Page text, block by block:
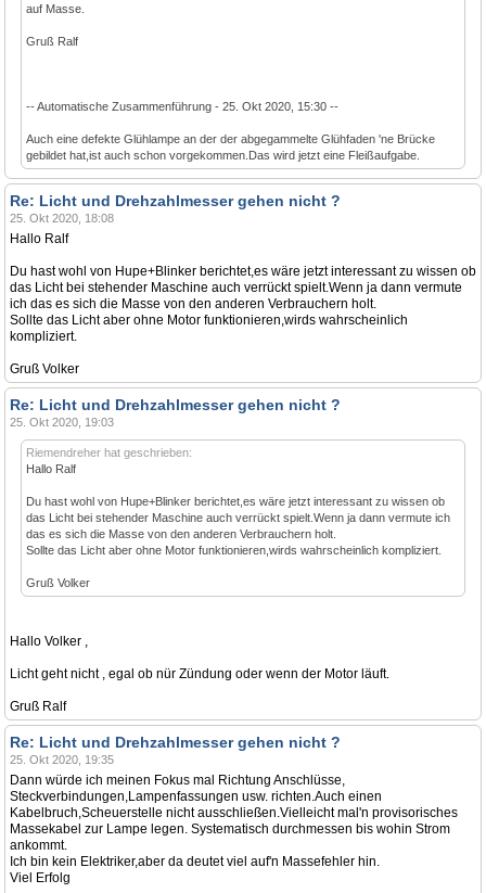
auf Masse.
Gruß Ralf
-- Automatische Zusammenführung - 25. Okt 2020, 15:30 --
Auch eine defekte Glühlampe an der der abgegammelte Glühfaden 'ne Brücke
gebildet hat,ist auch schon vorgekommen.Das wird jetzt eine Fleißaufgabe.
Re: Licht und Drehzahlmesser gehen nicht ?
25. Okt 2020, 18:08
Hallo Ralf
Du hast wohl von Hupe+Blinker berichtet,es wäre jetzt interessant zu wissen ob
das Licht bei stehender Maschine auch verrückt spielt.Wenn ja dann vermute
ich das es sich die Masse von den anderen Verbrauchern holt.
Sollte das Licht aber ohne Motor funktionieren,wirds wahrscheinlich
kompliziert.
Gruß Volker
Re: Licht und Drehzahlmesser gehen nicht ?
25. Okt 2020, 19:03
Riemendreher hat geschrieben:
Hallo Ralf
Du hast wohl von Hupe+Blinker berichtet,es wäre jetzt interessant zu wissen ob
das Licht bei stehender Maschine auch verrückt spielt.Wenn ja dann vermute ich
das es sich die Masse von den anderen Verbrauchern holt.
Sollte das Licht aber ohne Motor funktionieren,wirds wahrscheinlich kompliziert.
Gruß Volker
Hallo Volker ,
Licht geht nicht , egal ob nür Zündung oder wenn der Motor läuft.
Gruß Ralf
Re: Licht und Drehzahlmesser gehen nicht ?
25. Okt 2020, 19:35
Dann würde ich meinen Fokus mal Richtung Anschlüsse,
Steckverbindungen,Lampenfassungen usw. richten.Auch einen
Kabelbruch,Scheuerstelle nicht ausschließen.Vielleicht mal'n provisorisches
Massekabel zur Lampe legen. Systematisch durchmessen bis wohin Strom
ankommt.
Ich bin kein Elektriker,aber da deutet viel auf'n Massefehler hin.
Viel Erfolg